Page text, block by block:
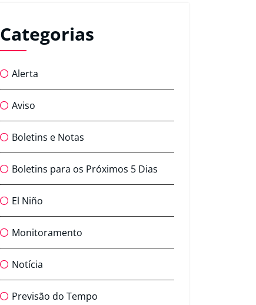
Categorias
Alerta
Aviso
Boletins e Notas
Boletins para os Próximos 5 Dias
El Niño
Monitoramento
Notícia
Previsão do Tempo